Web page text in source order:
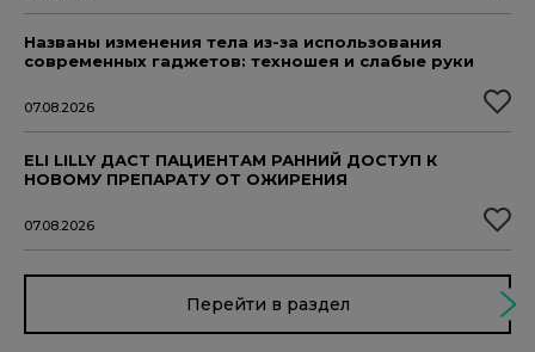
Названы изменения тела из-за использования
современных гаджетов: техношея и слабые руки
07.08.2026
ELI LILLY ДАСТ ПАЦИЕНТАМ РАННИЙ ДОСТУП К
НОВОМУ ПРЕПАРАТУ ОТ ОЖИРЕНИЯ
07.08.2026
Перейти в раздел